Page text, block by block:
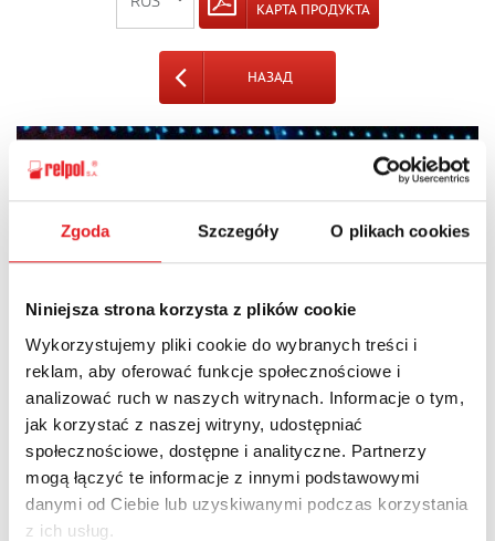
Zgoda Szczegóły O plikach cookies
Niniejsza strona korzysta z plików cookie
Wykorzystujemy pliki cookie do wybranych treści i
reklam, aby oferować funkcje społecznościowe i
analizować ruch w naszych witrynach. Informacje o tym,
jak korzystać z naszej witryny, udostępniać
społecznościowe, dostępne i analityczne. Partnerzy
mogą łączyć te informacje z innymi podstawowymi
danymi od Ciebie lub uzyskiwanymi podczas korzystania
z ich usług.
КАРТА ПРОДУКТА
НАЗАД
Спросите подробности
предложения
Электронная почта: *
Компания: